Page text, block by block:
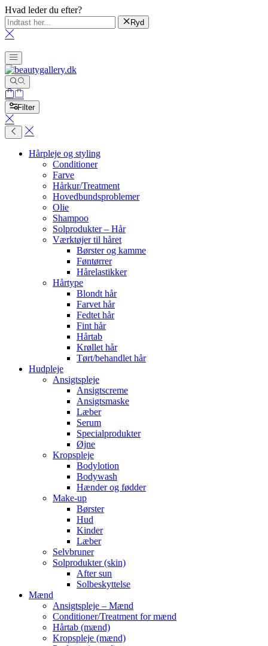
Hvad leder du efter?
Ryd
Filter
Hårpleje og styling
Conditioner
Farve
Hårkur/Treatment
Hovedbundsproblemer
Olie
Shampoo
Solprodukter – Hår
Værktøjer til håret
Børster og kamme
Føntørrer
Hårelastikker
Hårtype
Blondt hår
Farvet hår
Fedtet hår
Fint hår
Hårtab
Krøllet hår
Tørt/behandlet hår
Hudpleje
Ansigtspleje
Ansigtscreme
Ansigtsmaske
Læber
Serum
Specialprodukter
Øjne
Kropspleje
Bodylotion
Bodywash
Hænder og fødder
Make-up
Børster
Hud
Kinder
Læber
Selvbruner
Solprodukter (skin)
After sun
Solbeskyttelse
Mænd
Ansigtspleje – Mænd
Conditioner/Treatment for mænd
Hårtab (mænd)
Kropspleje (mænd)